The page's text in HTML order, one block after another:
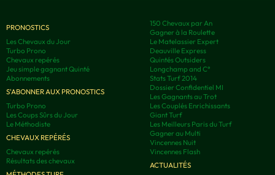
PRONOSTICS
Les Chevaux du Jour
Turbo Prono
Chevaux repérés
Jeu simple gagnant Quinté
Abonnements
S'ABONNER AUX PRONOSTICS
Turbo Prono
Les Coups Sûrs du Jour
Le Méthodiste
CHEVAUX REPÉRÉS
Chevaux repérés
Résultats des chevaux
150 Chevaux par An
Gagner à la Roulette
Le Matelassier Expert
Deauville Express
Quintés Outsiders
Longchamp and C°
Stats Turf 2014
Dossier Confidentiel MI
Les Gagnants au Trot
Les Couplés Enrichissants
Giant Turf
Les Meilleurs Paris du Turf
Gagner au Multi
Vincennes Nuit
Vincennes Flash
ACTUALITÉS